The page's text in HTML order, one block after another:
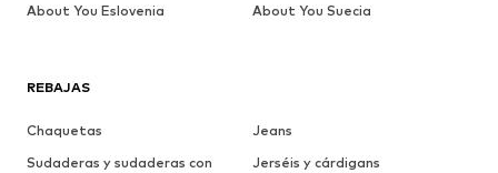
REBAJAS
Chaquetas
Jeans
Sudaderas y sudaderas con
Jerséis y cárdigans
About You Eslovenia
About You Suecia